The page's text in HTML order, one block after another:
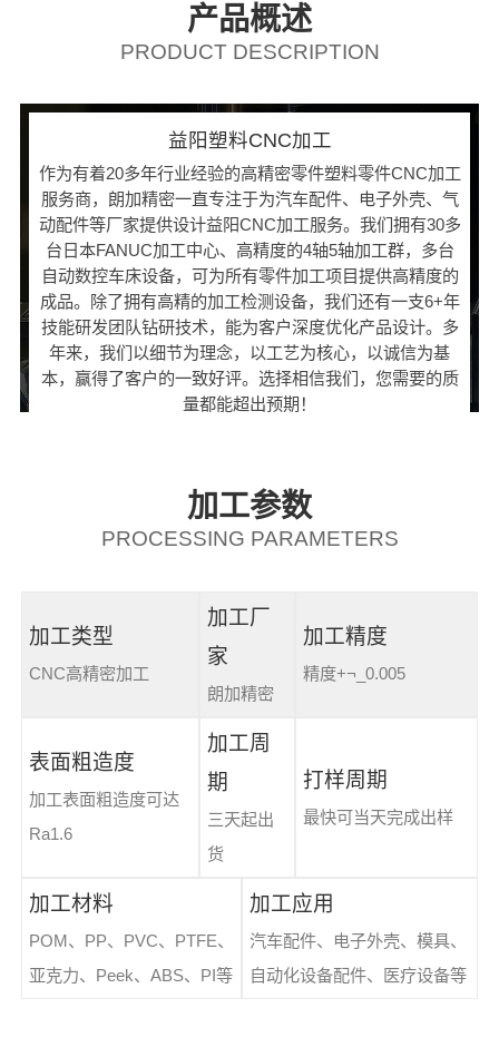
产品概述
PRODUCT DESCRIPTION
益阳塑料CNC加工
作为有着20多年行业经验的高精密零件塑料零件CNC加工
服务商，朗加精密一直专注于为汽车配件、电子外壳、气
动配件等厂家提供设计益阳CNC加工服务。我们拥有30多
台日本FANUC加工中心、高精度的4轴5轴加工群，多台
自动数控车床设备，可为所有零件加工项目提供高精度的
成品。除了拥有高精的加工检测设备，我们还有一支6+年
技能研发团队钻研技术，能为客户深度优化产品设计。多
年来，我们以细节为理念，以工艺为核心，以诚信为基
本，赢得了客户的一致好评。选择相信我们，您需要的质
量都能超出预期！
加工参数
PROCESSING PARAMETERS
加工类型
CNC高精密加工
加工厂
家
朗加精密
加工精度
精度+¬_0.005
表面粗造度
加工表面粗造度可达
Ra1.6
加工周
期
三天起出
货
打样周期
最快可当天完成出样
加工材料
POM、PP、PVC、PTFE、
亚克力、Peek、ABS、PI等
加工应用
汽车配件、电子外壳、模具、
自动化设备配件、医疗设备等